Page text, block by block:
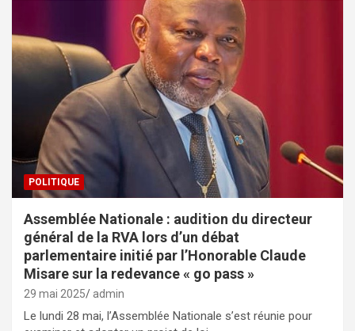
POLITIQUE
Assemblée Nationale : audition du directeur
général de la RVA lors d’un débat
parlementaire initié par l’Honorable Claude
Misare sur la redevance « go pass »
29 mai 2025 admin
Le lundi 28 mai, l’Assemblée Nationale s’est réunie pour